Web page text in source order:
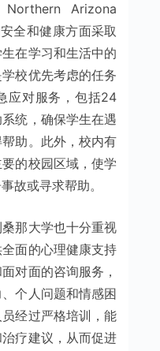
Arizona
全和健康方面采取
在学习和生活中的
校优先考虑的任务
应对服务，包括24
统，确保学生在遇
助。此外，校内有
的校园区域，使学
故或寻求帮助。
那大学也十分重视
面的心理健康支持
对面的咨询服务，
个人问题和情感困
经过严格培训，能
疗建议，从而促进